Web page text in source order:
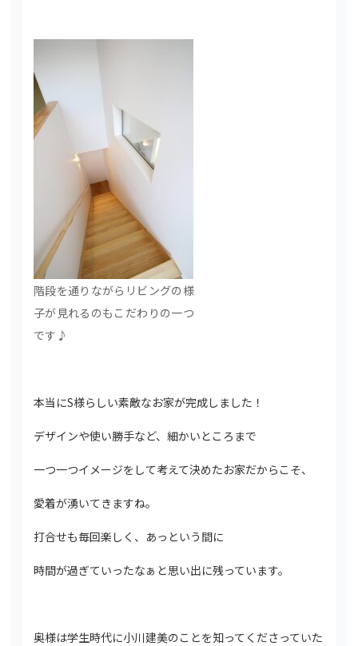
階段を通りながらリビングの様
子が見れるのもこだわりの一つ
です♪
本当にS様らしい素敵なお家が完成しました！
デザインや使い勝手など、細かいところまで
一つ一つイメージをして考えて決めたお家だからこそ、
愛着が湧いてきますね。
打合せも毎回楽しく、あっという間に
時間が過ぎていったなぁと思い出に残っています。
奥様は学生時代に小川建美のことを知ってくださっていた